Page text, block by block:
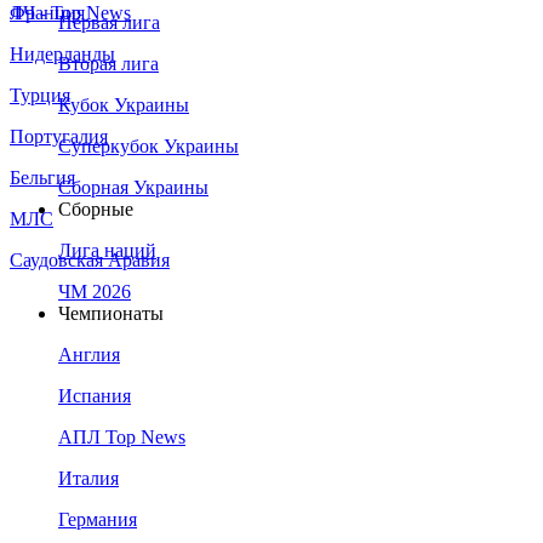
Франция
Нидерланды
Турция
Португалия
Бельгия
МЛС
Саудовская Аравия
ЛЧ - Top News
Первая лига
Вторая лига
Кубок Украины
Суперкубок Украины
Сборная Украины
Сборные
Лига наций
ЧМ 2026
Чемпионаты
Англия
Испания
АПЛ Top News
Италия
Германия